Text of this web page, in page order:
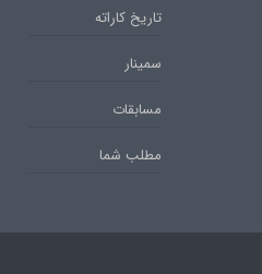
تاریخ کاراته
سمینار
مسابقات
مطلب شما